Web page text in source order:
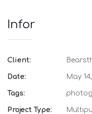
Infor
Client:
Date: May
Tags:
Project Type: